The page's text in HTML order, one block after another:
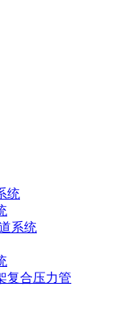
统
系统
复合压力管